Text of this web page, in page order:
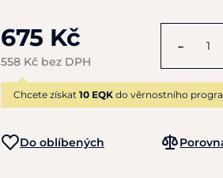
675 Kč
558 Kč bez DPH
-
Chcete získat 10 EQK do věrnostního
Do oblíbených